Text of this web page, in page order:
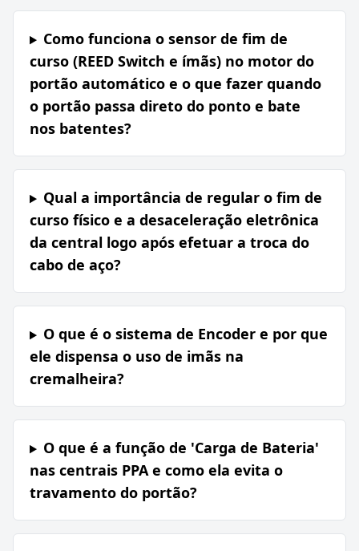
Como funciona o sensor de fim de
curso (REED Switch e ímãs) no motor do
portão automático e o que fazer quando
o portão passa direto do ponto e bate
nos batentes?
Qual a importância de regular o fim de
curso físico e a desaceleração eletrônica
da central logo após efetuar a troca do
cabo de aço?
O que é o sistema de Encoder e por que
ele dispensa o uso de imãs na
cremalheira?
O que é a função de 'Carga de Bateria'
nas centrais PPA e como ela evita o
travamento do portão?